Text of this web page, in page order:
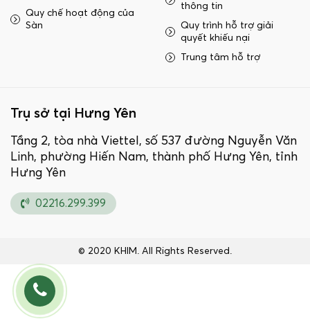
Quy chế hoạt động của
Sàn
thông tin
Quy trình hỗ trợ giải
quyết khiếu nại
Trung tâm hỗ trợ
Trụ sở tại Hưng Yên
Tầng 2, tòa nhà Viettel, số 537 đường Nguyễn Văn
Linh, phường Hiến Nam, thành phố Hưng Yên, tỉnh
Hưng Yên
02216.299.399
© 2020 KHIM. All Rights Reserved.